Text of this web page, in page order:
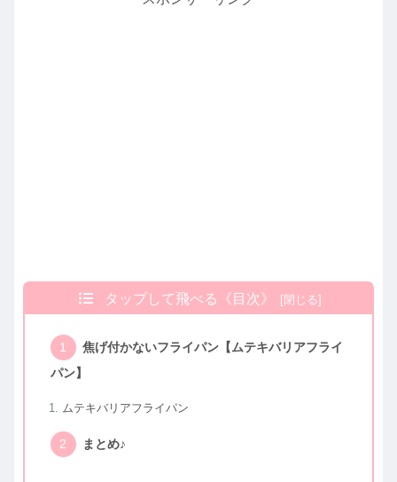
タップして飛べる《目次》
焦げ付かないフライパン【ムテキバリアフライ
パン】
ムテキバリアフライパン
まとめ♪